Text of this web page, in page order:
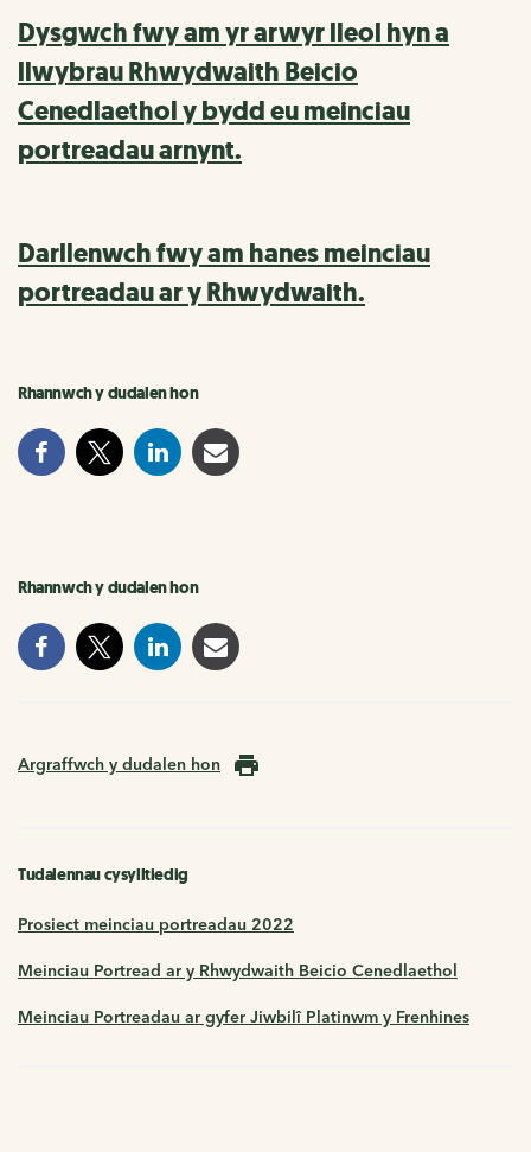
Dysgwch fwy am yr arwyr lleol hyn a
llwybrau Rhwydwaith Beicio
Cenedlaethol y bydd eu meinciau
portreadau arnynt.
Darllenwch fwy am hanes meinciau
portreadau ar y Rhwydwaith.
Rhannwch y dudalen hon
Rhannwch y dudalen hon
Argraffwch y dudalen hon
Tudalennau cysylltiedig
Prosiect meinciau portreadau 2022
Meinciau Portread ar y Rhwydwaith Beicio Cenedlaethol
Meinciau Portreadau ar gyfer Jiwbilî Platinwm y Frenhines